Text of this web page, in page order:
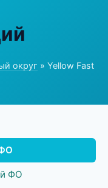
округ » Yellow Fast
ФО